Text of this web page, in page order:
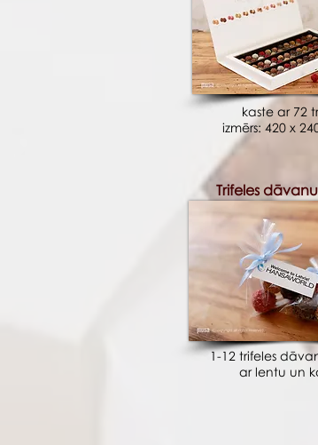
kaste ar 72
izmērs: 420 x
Trifeles
1-12 trifeles
ar lentu un